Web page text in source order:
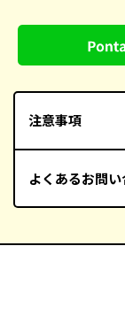
注意事項
※Pontaパス マ
場合、クーポン
※au IDでログイン後も
ら、 再度アクセス
※一部対象外の作品が
よくあるお問
【受付時間】平日
※お急ぎの場合は、最